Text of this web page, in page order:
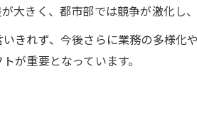
司法書士就職難の背景と現実的
司法書士就職できない理由と市
厳しい現実を乗り越える司法書士
大きく、都市部では競争が激化し
きれず、今後さらに業務の多様
が重要となっています。